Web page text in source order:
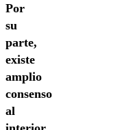
Por
su
parte,
existe
amplio
consenso
al